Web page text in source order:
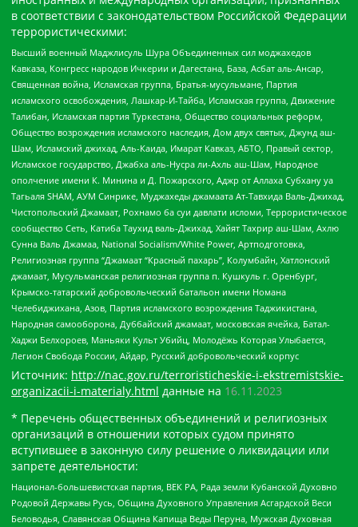
в соответствии с законодательством Российской Федерации
террористическими:
Высший военный Маджлисуль Шура Объединенных сил моджахедов
Кавказа, Конгресс народов Ичкерии и Дагестана, База, Асбат аль-Ансар,
Священная война, Исламская группа, Братья-мусульмане, Партия
исламского освобождения, Лашкар-И-Тайба, Исламская группа, Движение
Талибан, Исламская партия Туркестана, Общество социальных реформ,
Общество возрождения исламского наследия, Дом двух святых, Джунд аш-
Шам, Исламский джихад, Аль-Каида, Имарат Кавказ, АБТО, Правый сектор,
Исламское государство, Джабха аль-Нусра ли-Ахль аш-Шам, Народное
ополчение имени К. Минина и Д. Пожарского, Аджр от Аллаха Субхану уа
Тагьаля SHAM, АУМ Синрике, Муджахеды джамаата Ат-Тавхида Валь-Джихад,
Чистопольский Джамаат, Рохнамо ба суи давлати исломи, Террористическое
сообщество Сеть, Катиба Таухид валь-Джихад, Хайят Тахрир аш-Шам, Ахлю
Сунна Валь Джамаа, National Socialism/White Power, Артподготовка,
Религиозная группа “Джамаат “Красный пахарь”, Колумбайн, Хатлонский
джамаат, Мусульманская религиозная группа п. Кушкуль г. Оренбург,
Крымско-татарский добровольческий батальон имени Номана
Челебиджихана, Азов, Партия исламского возрождения Таджикистана,
Народная самооборона, Дуббайский джамаат, московская ячейка, Батал-
Хаджи Белхороев, Маньяки Культ Убийц, Молодёжь Которая Улыбается,
Легион Свобода России, Айдар, Русский добровольческий корпус
Источник: http://nac.gov.ru/terroristicheskie-i-ekstremistskie-
organizacii-i-materialy.html данные на 16.11.2023
* Перечень общественных объединений и религиозных
организаций в отношении которых судом принято
вступившее в законную силу решение о ликвидации или
запрете деятельности:
Национал-большевистская партия, ВЕК РА, Рада земли Кубанской Духовно
Родовой Державы Русь, Община Духовного Управления Асгардской Веси
Беловодья, Славянская Община Капища Веды Перуна, Мужская Духовная